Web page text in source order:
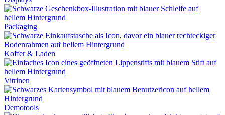
Packaging
Koffer & Laden
Vitrinen
Demotools